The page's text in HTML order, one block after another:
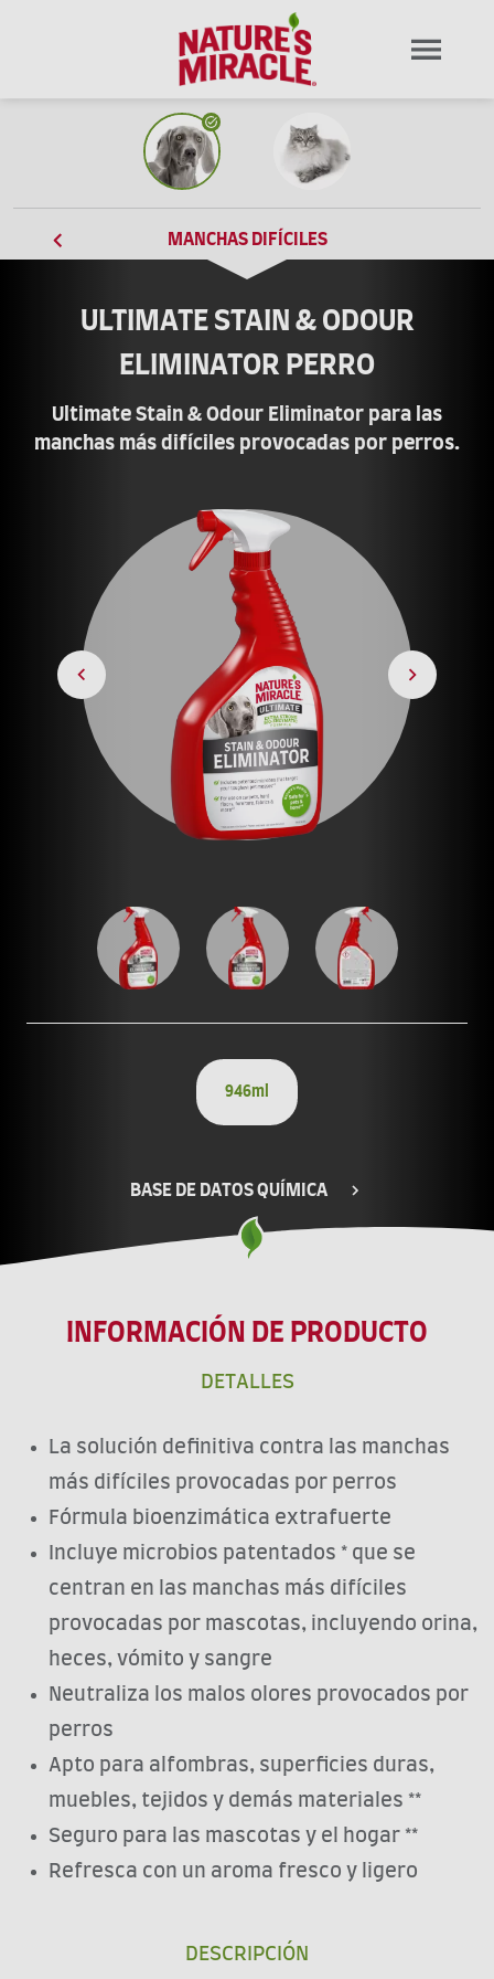
MANCHAS DIFÍCILES
ULTIMATE STAIN & ODOUR
ELIMINATOR PERRO
Ultimate Stain & Odour Eliminator para las
manchas más difíciles provocadas por perros.
946ml
BASE DE DATOS QUÍMICA
INFORMACIÓN DE PRODUCTO
DETALLES
La solución definitiva contra las manchas
más difíciles provocadas por perros
Fórmula bioenzimática extrafuerte
Incluye microbios patentados * que se
centran en las manchas más difíciles
provocadas por mascotas, incluyendo orina,
heces, vómito y sangre
Neutraliza los malos olores provocados por
perros
Apto para alfombras, superficies duras,
muebles, tejidos y demás materiales **
Seguro para las mascotas y el hogar **
Refresca con un aroma fresco y ligero
DESCRIPCIÓN